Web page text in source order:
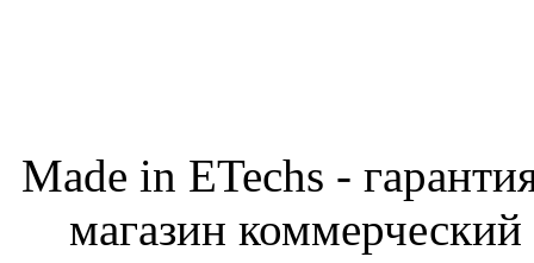
Made in ETechs -
магазин